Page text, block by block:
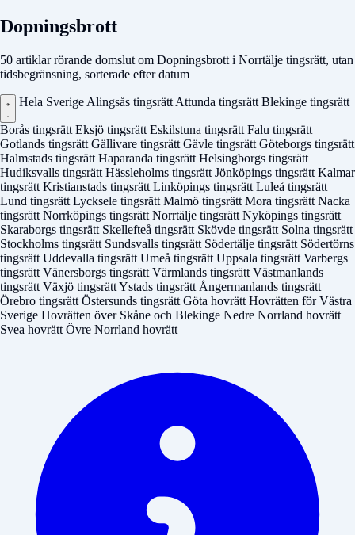
Dopningsbrott
50 artiklar rörande domslut om Dopningsbrott i Norrtälje tingsrätt, utan
tidsbegränsning, sorterade efter datum
Hela Sverige Alingsås tingsrätt Attunda tingsrätt Blekinge tingsrätt
Borås tingsrätt Eksjö tingsrätt Eskilstuna tingsrätt Falu tingsrätt
Gotlands tingsrätt Gällivare tingsrätt Gävle tingsrätt Göteborgs tingsrätt
Halmstads tingsrätt Haparanda tingsrätt Helsingborgs tingsrätt
Hudiksvalls tingsrätt Hässleholms tingsrätt Jönköpings tingsrätt Kalmar
tingsrätt Kristianstads tingsrätt Linköpings tingsrätt Luleå tingsrätt
Lund tingsrätt Lycksele tingsrätt Malmö tingsrätt Mora tingsrätt Nacka
tingsrätt Norrköpings tingsrätt Norrtälje tingsrätt Nyköpings tingsrätt
Skaraborgs tingsrätt Skellefteå tingsrätt Skövde tingsrätt Solna tingsrätt
Stockholms tingsrätt Sundsvalls tingsrätt Södertälje tingsrätt Södertörns
tingsrätt Uddevalla tingsrätt Umeå tingsrätt Uppsala tingsrätt Varbergs
tingsrätt Vänersborgs tingsrätt Värmlands tingsrätt Västmanlands
tingsrätt Växjö tingsrättYstads tingsrätt Ångermanlands tingsrätt
Örebro tingsrätt Östersunds tingsrätt Göta hovrätt Hovrätten för Västra
Sverige Hovrätten över Skåne och Blekinge Nedre Norrland hovrätt
Svea hovrätt Övre Norrland hovrätt